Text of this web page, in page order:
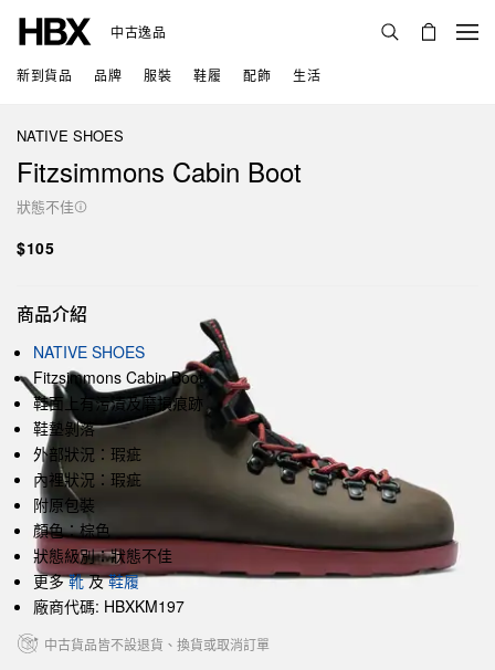
中古逸品
新到貨品 品牌 服裝 鞋履 配飾 生活
NATIVE SHOES
Fitzsimmons Cabin Boot
狀態不佳
$105
商品介紹
NATIVE SHOES
Fitzsimmons Cabin Boot
鞋面上有污漬及磨損痕跡
鞋墊剝落
外部狀況：瑕疵
內裡狀況：瑕疵
附原包裝
顏色：棕色
狀態級別：狀態不佳
更多靴及鞋履
廠商代碼: HBXKM197
中古貨品皆不設退貨、換貨或取消訂單